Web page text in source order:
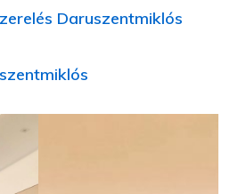
Daruszentmiklós